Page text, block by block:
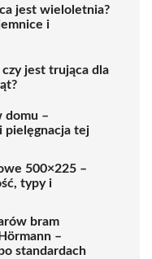
jest wieloletnia?
i
czy jest trująca dla
domu –
pielęgnacja tej
500×225 –
typy i
bram
–
standardach